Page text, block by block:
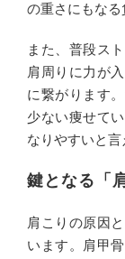
の重さにもなる
また、普段ス
肩周りに力が
に繋がります
少ない痩せて
なりやすいと言
鍵となる「
肩こりの原因
います。肩甲